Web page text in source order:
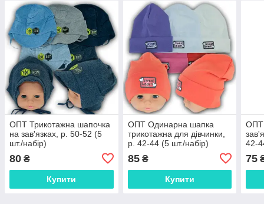
ОПТ Трикотажна шапочка
на зав'язках, р. 50-52 (5
шт./набір)
80 ₴
Купити
ОПТ Одинарна шапка
трикотажна для дівчинки,
р. 42-44 (5 шт./набір)
85₴
Купити
ОПТ
42-
75